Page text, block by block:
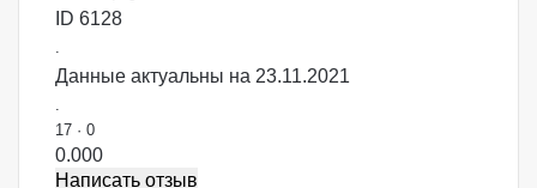
ID 6128
.
Данные актуальны на 23.11.2021
.
17 · 0
0.000
Написать отзыв